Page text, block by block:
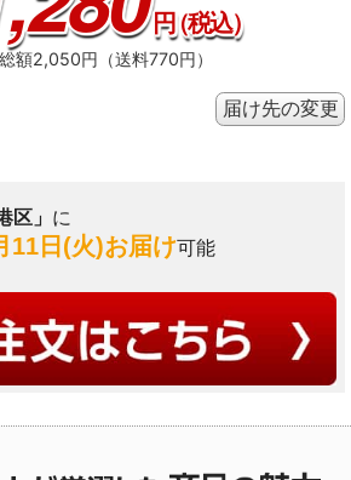
円（税込）
額2,050円（送料770円）
区」 に
11日(火)お届け可能
届け先の変更